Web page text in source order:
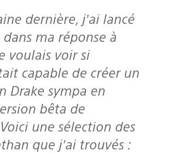
ma réponse à
voulais voir si
capable de créer un
Drake sympa en
bêta de
une sélection des
que j’ai trouvés :